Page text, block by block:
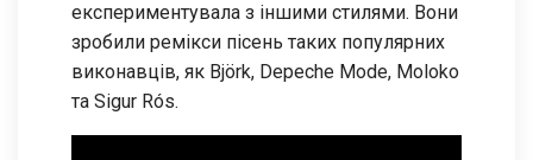
експериментувала з іншими стилями. Вони
зробили ремікси пісень таких популярних
виконавців, як Björk, Depeche Mode, Moloko
та Sigur Rós.